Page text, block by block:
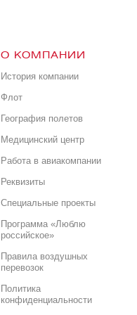
О КОМПАНИИ
История компании
Флот
География полетов
Медицинский центр
Работа в авиакомпании
Реквизиты
Специальные проекты
Программа «Люблю
российское»
Правила воздушных
перевозок
Политика
конфиденциальности